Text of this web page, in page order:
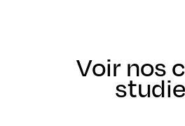
Voir nos